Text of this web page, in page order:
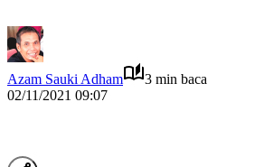
Azam Sauki Adham
3 min baca
02/11/2021 09:07